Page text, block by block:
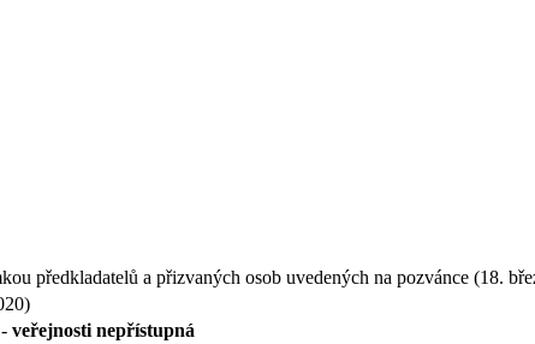
předkladatelů a přizvaných osob uvedených na pozvánce (18.
veřejnosti nepřístupná